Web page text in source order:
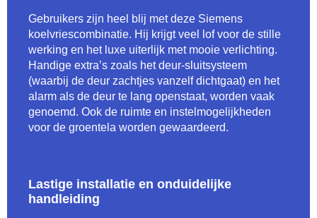
Gebruikers zijn heel blij met deze Siemens
koelvriescombinatie. Hij krijgt veel lof voor de stille
werking en het luxe uiterlijk met mooie verlichting.
Handige extra’s zoals het deur-sluitsysteem
(waarbij de deur zachtjes vanzelf dichtgaat) en het
alarm als de deur te lang openstaat, worden vaak
genoemd. Ook de ruimte en instelmogelijkheden
voor de groentela worden gewaardeerd.
Lastige installatie en onduidelijke
handleiding